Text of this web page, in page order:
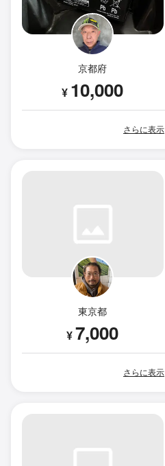
京都府
¥ 10,000
さらに表示
東京都
¥7,000
さらに表示